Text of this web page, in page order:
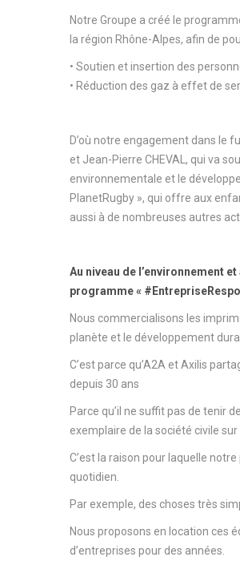
Notre Groupe a créé le
la région Rhône-Alpes, afin de
• Soutien et insertion des
• Réduction des gaz à effet de
D’où notre engagement dans le
et Jean-Pierre CHEVAL, qui va
environnementale et le
PlanetRugby », qui offre aux
aussi à de nombreuses autres
Au niveau de l’environnement
programme «
Nous commercialisons les
planète et le développement
C’est parce qu’A2A et Axilis
depuis 30 ans
Parce qu’il ne suffit pas de tenir
exemplaire de la société civile sur
C’est la raison pour laquelle
quotidien.
Par exemple, des choses très
Nous proposons en location ces
d’entreprises pour des années.